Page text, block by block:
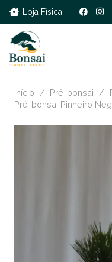
Loja Física
Início / Pré-bonsai /
Pré-bonsai Pinheiro